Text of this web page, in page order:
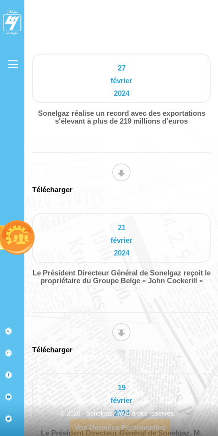
27
février
2024
Sonelgaz réalise un record avec des exportations
s'élevant à plus de 219 millions d'euros
Télécharger
21
février
2024
Le Président Directeur Général de Sonelgaz reçoit le
propriétaire du Groupe Belge « John Cockerill »
Télécharger
19
février
2024
Le Président Directeur Général de Sonelgaz, M.
© 2020 - Sonelgaz. Tous droits réservés.
Vos Données Personnelles